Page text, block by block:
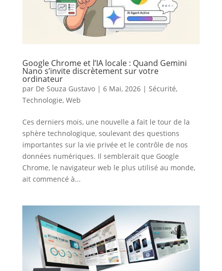
Google Chrome et l’IA locale : Quand Gemini
Nano s’invite discrètement sur votre
ordinateur
par De Souza Gustavo| 6 Mai, 2026| Sécurité,
Technologie, Web
Ces derniers mois, une nouvelle a fait le tour de la
sphère technologique, soulevant des questions
importantes sur la vie privée et le contrôle de nos
données numériques. Il semblerait que Google
Chrome, le navigateur web le plus utilisé au monde,
ait commencé à...